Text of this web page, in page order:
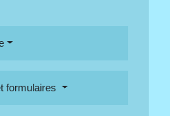
formulaires